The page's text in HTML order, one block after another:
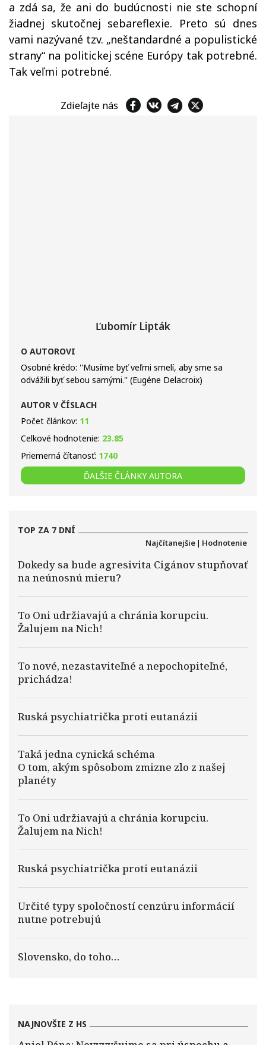
a zdá sa, že ani do budúcnosti nie ste schopní
žiadnej skutočnej sebareflexie. Preto sú dnes
vami nazývané tzv. „neštandardné a populistické
strany“ na politickej scéne Európy tak potrebné.
Tak veľmi potrebné.
Zdieľajte nás
Ľubomír Lipták
O AUTOROVI
Osobné krédo: ''Musíme byť veľmi smelí, aby sme sa
odvážili byť sebou samými.'' (Eugéne Delacroix)
AUTOR V ČÍSLACH
Počet článkov: 11
Celkové hodnotenie: 23.85
Priemerná čítanosť: 1740
ĎALŠIE ČLÁNKY AUTORA
TOP ZA 7 DNÍ
Najčítanejšie | Hodnotenie
Dokedy sa bude agresivita Cigánov stupňovať
na neúnosnú mieru?
To Oni udržiavajú a chránia korupciu.
Žalujem na Nich!
To nové, nezastaviteľné a nepochopiteľné,
prichádza!
Ruská psychiatrička proti eutanázii
Taká jedna cynická schéma
O tom, akým spôsobom zmizne zlo z našej
planéty
To Oni udržiavajú a chránia korupciu.
Žalujem na Nich!
Ruská psychiatrička proti eutanázii
Určité typy spoločností cenzúru informácií
nutne potrebujú
Slovensko, do toho…
NAJNOVŠIE Z HS